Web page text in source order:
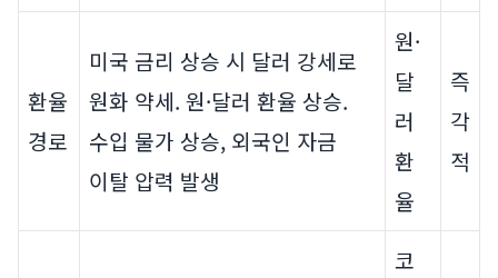
환율
경로
미국 금리 상승 시 달러 강세로
원화 약세. 원·달러 환율 상승.
수입 물가 상승, 외국인 자금
이탈 압력 발생
원·
달
러
환
율
즉
각
적
코